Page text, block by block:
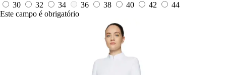
30
32 34 36 38 40 42
44
Este campo é obrigatório